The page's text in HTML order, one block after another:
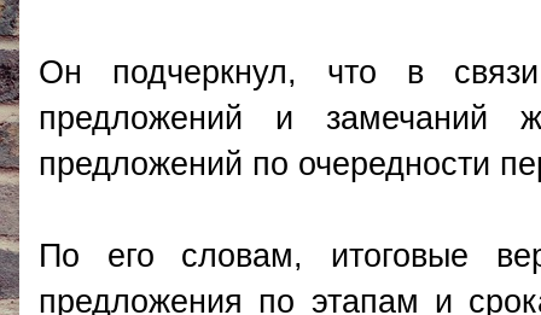
Он подчеркнул, что в
предложений и замечаний
предложений по очередности
По его словам, итоговые
предложения по этапам и